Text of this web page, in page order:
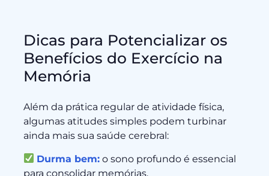
Dicas para Potencializar os
Benefícios do Exercício na
Memória
Além da prática regular de atividade física,
algumas atitudes simples podem turbinar
ainda mais sua saúde cerebral:
Durma bem:o sono profundo é essencial
para consolidar memórias.